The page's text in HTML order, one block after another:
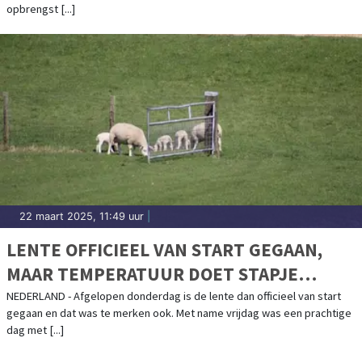
opbrengst [...]
22 maart 2025, 11:49 uur
LENTE OFFICIEEL VAN START GEGAAN,
MAAR TEMPERATUUR DOET STAPJE
TERUG
NEDERLAND - Afgelopen donderdag is de lente dan officieel van start
gegaan en dat was te merken ook. Met name vrijdag was een prachtige
dag met [...]